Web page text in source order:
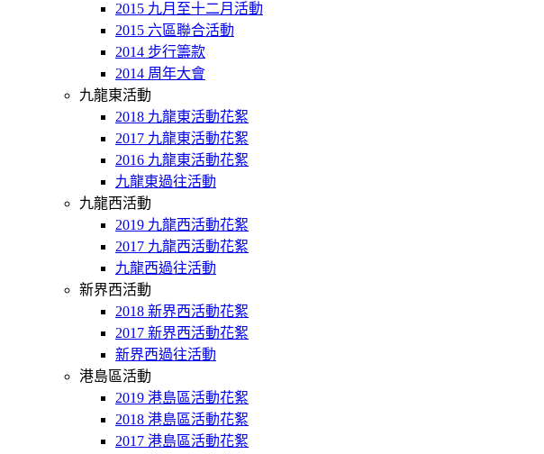
2015 九月至十二月活動
2015 六區聯合活動
2014 步行籌款
2014 周年大會
九龍東活動
2018 九龍東活動花絮
2017 九龍東活動花絮
2016 九龍東活動花絮
九龍東過往活動
九龍西活動
2019 九龍西活動花絮
2017 九龍西活動花絮
九龍西過往活動
新界西活動
2018 新界西活動花絮
2017 新界西活動花絮
新界西過往活動
港島區活動
2019 港島區活動花絮
2018 港島區活動花絮
2017 港島區活動花絮